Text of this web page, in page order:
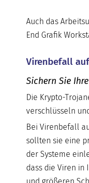
Auch das
End Grafik
Virenbefall
Sichern Sie
Die Krypto-
verschlüsseln
Bei Virenbefall
sollten sie eine
der Systeme
dass die Viren in